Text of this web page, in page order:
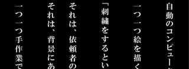
「刺繍をするということ」